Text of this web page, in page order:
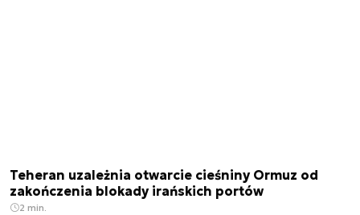
Teheran uzależnia otwarcie cieśniny Ormuz od
zakończenia blokady irańskich portów
2 min.